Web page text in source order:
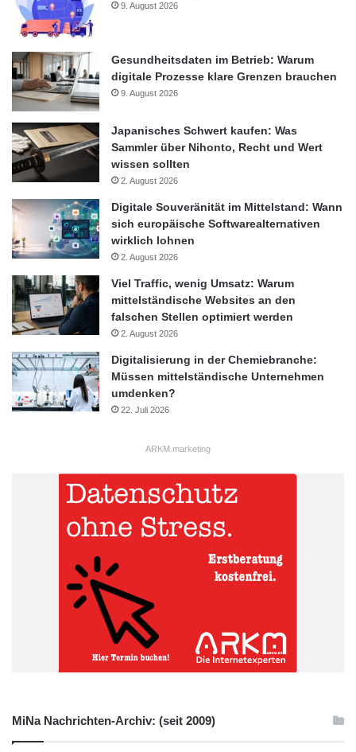
9. August 2026
Gesundheitsdaten im Betrieb: Warum
digitale Prozesse klare Grenzen brauchen
9. August 2026
Japanisches Schwert kaufen: Was
Sammler über Nihonto, Recht und Wert
wissen sollten
2. August 2026
Digitale Souveränität im Mittelstand: Wann
sich europäische Softwarealternativen
wirklich lohnen
2. August 2026
Viel Traffic, wenig Umsatz: Warum
mittelständische Websites an den
falschen Stellen optimiert werden
2. August 2026
Digitalisierung in der Chemiebranche:
Müssen mittelständische Unternehmen
umdenken?
22. Juli 2026
ARKM.marketing
MiNa Nachrichten-Archiv: (seit 2009)